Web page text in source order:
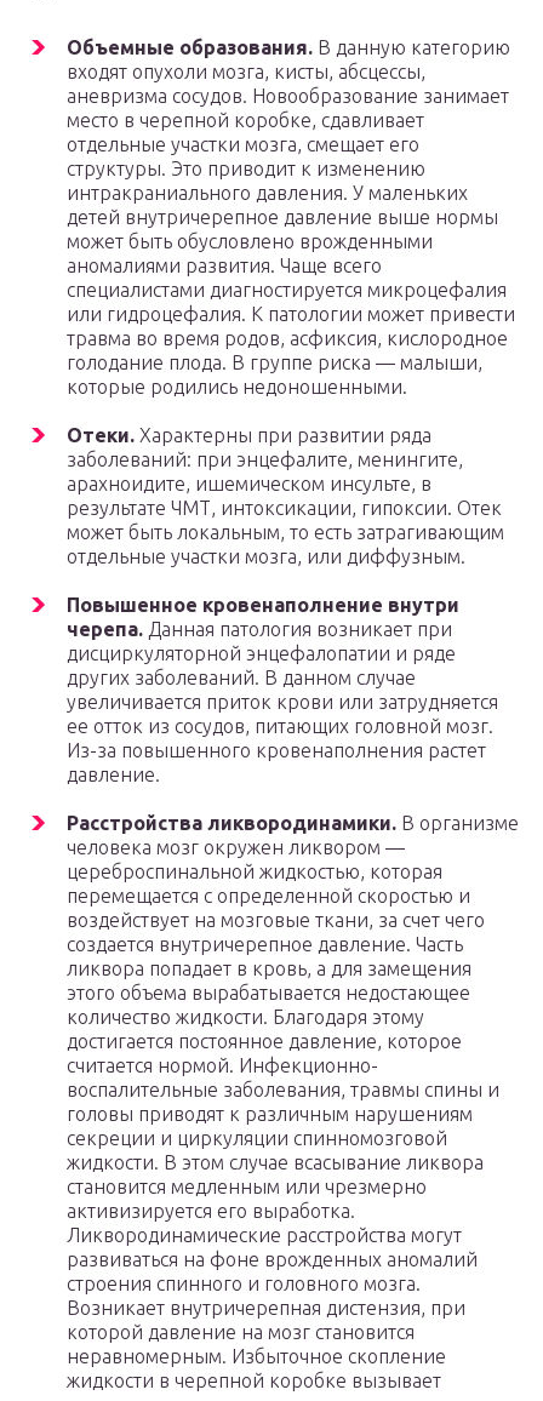
Объемные образования. В данную категорию
входят опухоли мозга, кисты, абсцессы,
аневризма сосудов. Новообразование занимает
место в черепной коробке, сдавливает
отдельные участки мозга, смещает его
структуры. Это приводит к изменению
интракраниального давления. У маленьких
детей внутричерепное давление выше нормы
может быть обусловлено врожденными
аномалиями развития. Чаще всего
специалистами диагностируется микроцефалия
или гидроцефалия. К патологии может привести
травма во время родов, асфиксия, кислородное
голодание плода. В группе риска — малыши,
которые родились недоношенными.
Отеки. Характерны при развитии ряда
заболеваний: при энцефалите, менингите,
арахноидите, ишемическом инсульте, в
результате ЧМТ, интоксикации, гипоксии. Отек
может быть локальным, то есть затрагивающим
отдельные участки мозга, или диффузным.
Повышенное кровенаполнение внутри
черепа. Данная патология возникает при
дисциркуляторной энцефалопатии и ряде
других заболеваний. В данном случае
увеличивается приток крови или затрудняется
ее отток из сосудов, питающих головной мозг.
Из-за повышенного кровенаполнения растет
давление.
Расстройства ликвородинамики. В организме
человека мозг окружен ликвором —
цереброспинальной жидкостью, которая
перемещается с определенной скоростью и
воздействует на мозговые ткани, за счет чего
создается внутричерепное давление. Часть
ликвора попадает в кровь, а для замещения
этого объема вырабатывается недостающее
количество жидкости. Благодаря этому
достигается постоянное давление, которое
считается нормой. Инфекционно-
воспалительные заболевания, травмы спины и
головы приводят к различным нарушениям
секреции и циркуляции спинномозговой
жидкости. В этом случае всасывание ликвора
становится медленным или чрезмерно
активизируется его выработка.
Ликвородинамические расстройства могут
развиваться на фоне врожденных аномалий
строения спинного и головного мозга.
Возникает внутричерепная дистензия, при
которой давление на мозг становится
неравномерным. Избыточное скопление
жидкости в черепной коробке вызывает